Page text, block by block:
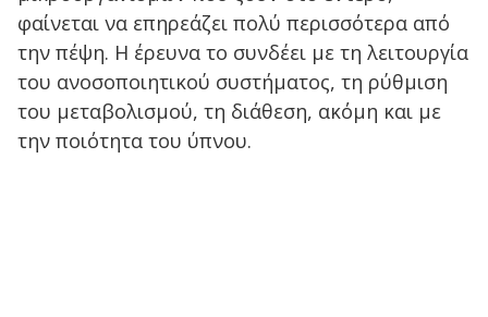
φαίνεται να επηρεάζει πολύ περισσότερα από
την πέψη. Η έρευνα το συνδέει με τη λειτουργία
του ανοσοποιητικού συστήματος, τη ρύθμιση
του μεταβολισμού, τη διάθεση, ακόμη και με
την ποιότητα του ύπνου.